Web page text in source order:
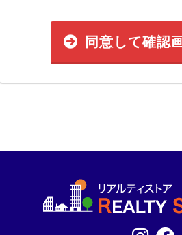
同意して確認